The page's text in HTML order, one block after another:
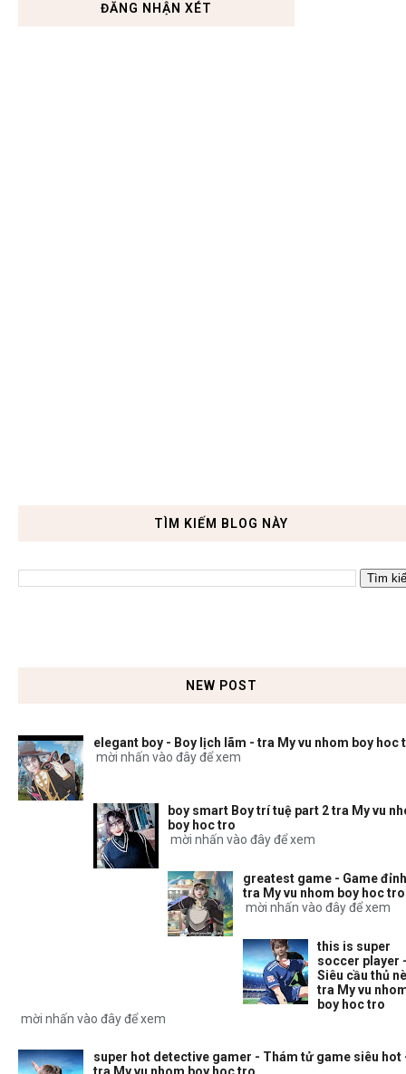
ĐĂNG NHẬN XÉT
TÌM KIẾM BLOG NÀY
NEW POST
elegant boy - Boy lịch lãm - tra My vu nhom boy hoc
mời nhấn vào đây để xem
boy smart Boy trí tuệ part 2 tra My vu
boy hoc tro
mời nhấn vào đây để xem
greatest game - Game
tra My vu nhom boy hoc tro
mời nhấn vào đây để xem
this is super
soccer player
Siêu cầu thủ
tra My vu
boy hoc tro
mời nhấn vào đây để xem
super hot detective gamer - Thám tử game siêu hot